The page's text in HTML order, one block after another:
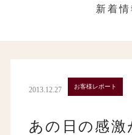
新着
2013.12.27 お客様レポート
あの日の感